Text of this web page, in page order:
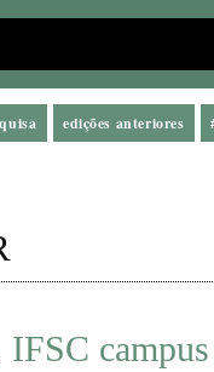
edições anteriores